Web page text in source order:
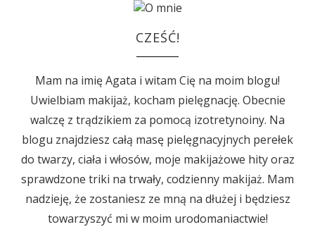
CZEŚĆ!
Mam na imię Agata i witam Cię na moim blogu!
Uwielbiam makijaż, kocham pielęgnację. Obecnie
walczę z trądzikiem za pomocą izotretynoiny. Na
blogu znajdziesz całą masę pielęgnacyjnych perełek
do twarzy, ciała i włosów, moje makijażowe hity oraz
sprawdzone triki na trwały, codzienny makijaż. Mam
nadzieję, że zostaniesz ze mną na dłużej i będziesz
towarzyszyć mi w moim urodomaniactwie!